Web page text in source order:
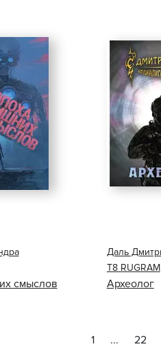
смыслов Археолог
Даль
Т8 RUGRAM
1 ... 22